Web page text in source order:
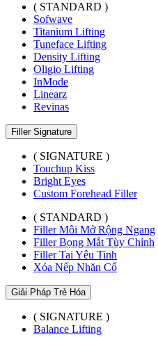
( STANDARD )
Sofwave
Titanium Lifting
Tuneface Lifting
Density Lifting
Oligio Lifting
InMode
Linearz
Revinas
Filler Signature
( SIGNATURE )
Touchup Kiss
Bright Eyes
Custom Forehead Filler
( STANDARD )
Filler Môi Mở Rộng Ngang
Filler Bọng Mắt Tùy Chỉnh
Filler Tai Yêu Tinh
Xóa Nếp Nhăn Cổ
Giải Pháp Trẻ Hóa
( SIGNATURE )
Balance Lifting